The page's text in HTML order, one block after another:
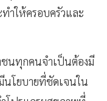
ำให้ครอบครัวและ
ชนทุกคนจำเป็นต้องมี
นโยบายที่ชัดเจนใน